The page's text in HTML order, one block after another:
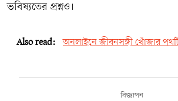
ভবিষ্যতের প্রশ্নও।
Also read: অনলাইনে জীবনসঙ্গী খোঁজার
বিজ্ঞাপন